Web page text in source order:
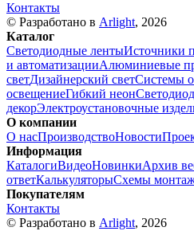
Контакты
© Разработано в Arlight, 2026
Каталог
Светодиодные лентыИсточники
и автоматизацииАлюминиевые
светДизайнерский светСистемы
освещениеГибкий неон
декорЭлектроустановочные
О компании
О насПроизводствоНовости
Информация
КаталогиВидеоНовинкиАрхив
ответКалькуляторыСхемы
Покупателям
Контакты
© Разработано в Arlight, 2026